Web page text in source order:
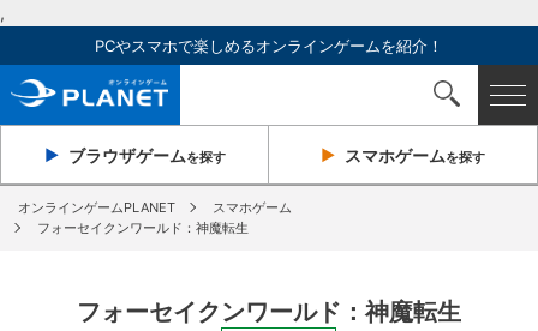
,
PCやスマホで楽しめるオンラインゲームを紹介！
ブラウザゲームを探す スマホゲームを探す
オンラインゲームPLANET
スマホゲーム
フォーセイクンワールド：神魔転生
フォーセイクンワールド：神魔転生